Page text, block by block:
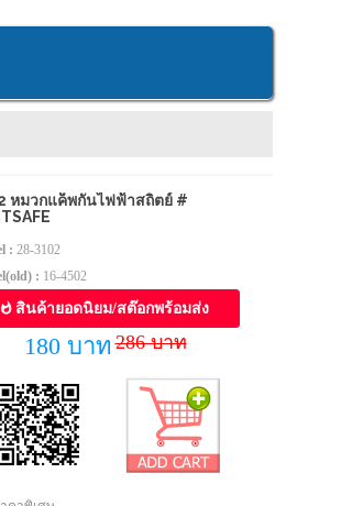
หมวกแค็พกันไฟฟ้าสถิตย์ #
: 28-3102
: 16-4502
สินค้ายอดนิยม/สต๊อกพร้อมส่ง
180 บาท 286 บาท